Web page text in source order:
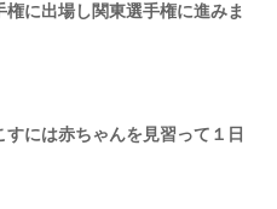
に出場し関東選手権に進みま
には赤ちゃんを見習って１日